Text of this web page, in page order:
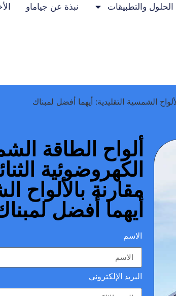
الحلول والتطبيقات نبذة عن جياماو
الشمسية التقليدية: أيهما أفضل لمبناك
ألواح الطاقة
الكهروضوئية
مقارنة بالألواح
أيهما أفضل
الاسم
البريد الإلكتروني